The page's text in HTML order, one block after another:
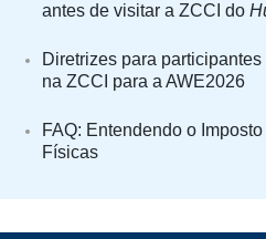
antes de visitar a ZCCI do
Diretrizes para
na ZCCI para a AWE2026
FAQ: Entendendo o
Físicas